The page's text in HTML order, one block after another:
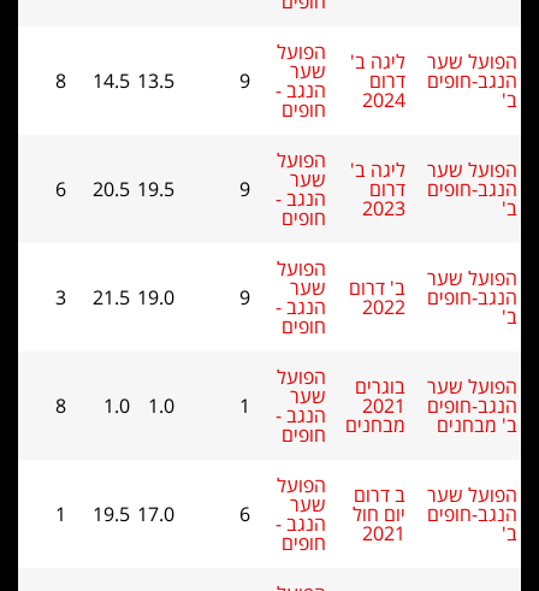
שער
חופים
ליגה ב'
דרום
הפועל
שער
הנגב -
חופים
9
14.5
8
שער
חופים
ליגה ב'
דרום
הפועל
שער
הנגב -
חופים
9
20.5
6
שער
חופים ב' דרום
2022
הפועל
שער
הנגב - 9
21.5
3
שער
חופים
בוגרים
2021
מבחנים
הפועל
שער
הנגב -
חופים
1
1.0
8
שער
חופים
ב דרום
יום חול
הפועל
שער
הנגב -
חופים
6
19.5
1